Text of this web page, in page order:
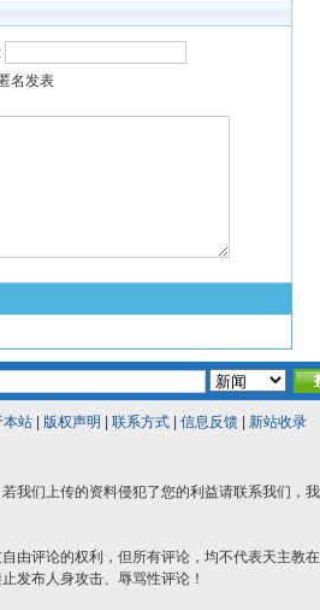
匿名发表
本站| 版权声明 联系方式| 信息反馈| 新站收录
我们上传的资料侵犯了您的利益请联系我们，
由评论的权利，但所有评论，均不代表天主教
发布人身攻击、辱骂性评论！